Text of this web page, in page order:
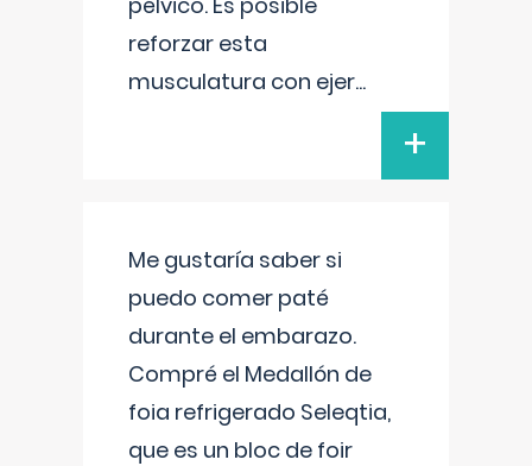
reforzar esta
musculatura con ejer...
+
Me gustaría saber si
puedo comer paté
durante el embarazo.
Compré el Medallón de
foia refrigerado Seleqtia,
que es un bloc de foir